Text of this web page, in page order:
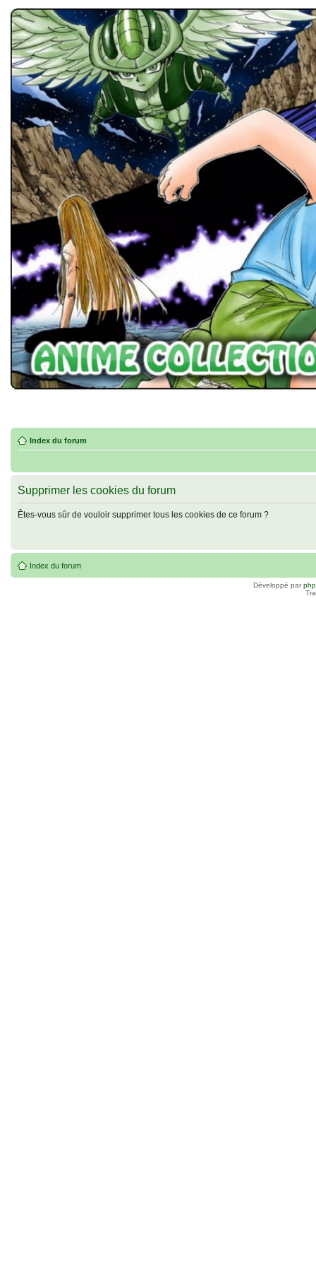
Index du forum
Supprimer les cookies du forum
Êtes-vous sûr de vouloir supprimer tous les cookies de ce forum ?
Index du forum
Développé par